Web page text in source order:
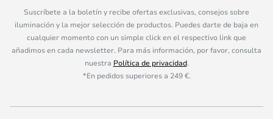
Suscríbete a la boletín y recibe ofertas exclusivas, consejos sobre
iluminación y la mejor selección de productos. Puedes darte de baja en
cualquier momento con un simple click en el respectivo link que
añadimos en cada newsletter. Para más información, por favor, consulta
nuestra Política de privacidad.
*En pedidos superiores a 249 €.